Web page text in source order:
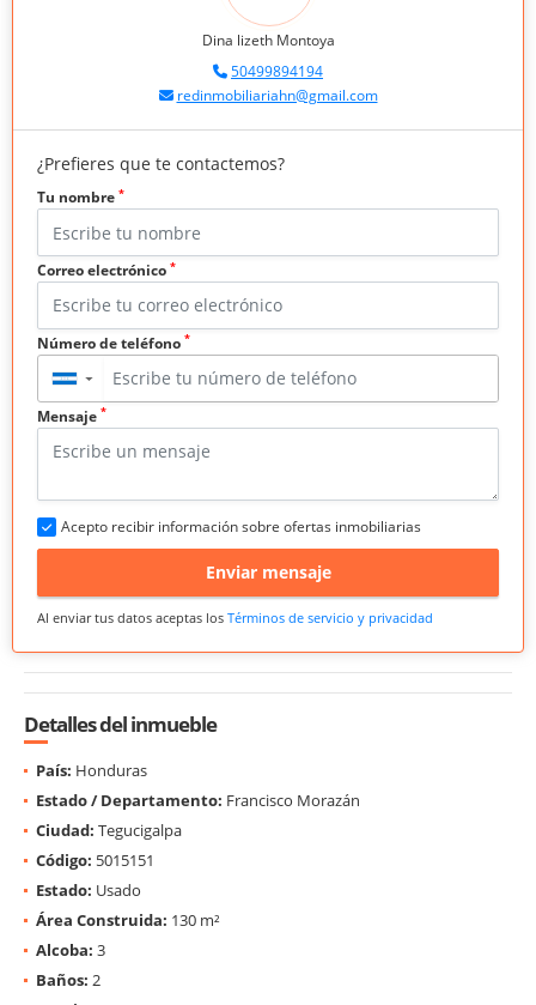
Dina lizeth Montoya
50499894194
redinmobiliariahn@gmail.com
¿Prefieres que te contactemos?
Tu nombre *
Correo electrónico *
Número de teléfono *
▼
Mensaje *
Acepto recibir información sobre ofertas inmobiliarias
Enviar mensaje
Al enviar tus datos aceptas los Términos de servicio y privacidad
Detalles del inmueble
País: Honduras
Estado / Departamento: Francisco Morazán
Ciudad: Tegucigalpa
Código: 5015151
Estado: Usado
Área Construida: 130 m²
Alcoba: 3
Baños: 2